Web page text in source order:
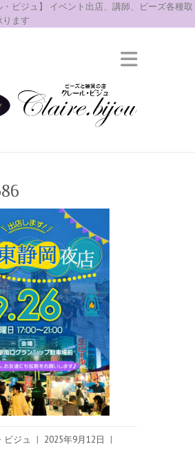
・ビジュ】 イベント出店、講師、ビーズ各種取
ります
ビジュ | 2025年9月12日 |